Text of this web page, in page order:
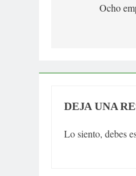
Ocho
DEJA UNA
Lo siento, debes